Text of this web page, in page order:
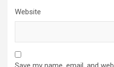
Website